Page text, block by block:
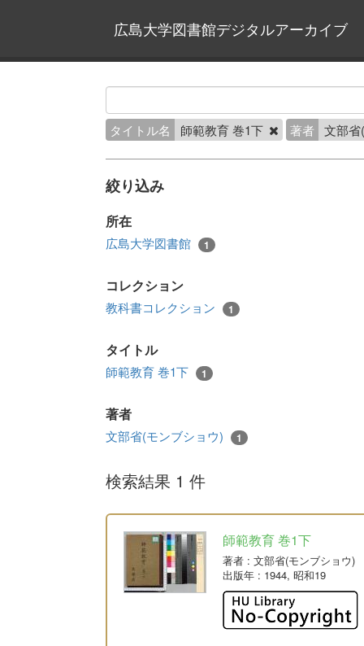
広島大学図書館デジタルアーカイブ
タイトル名 師範教育 巻1下 著者 文部
絞り込み
所在
広島大学図書館 1
コレクション
教科書コレクション 1
タイトル
師範教育 巻1下 1
著者
文部省(モンブショウ) 1
検索結果 1 件
師範教育 巻1下
著者 : 文部省(モンブショウ)
出版年 : 1944, 昭和19